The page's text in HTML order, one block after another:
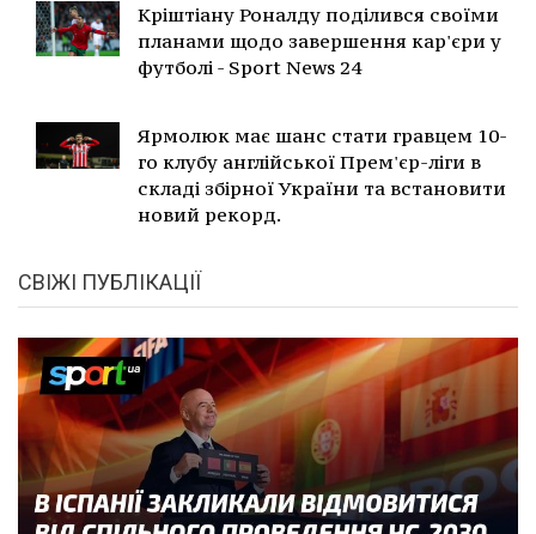
Кріштіану Роналду поділився своїми
планами щодо завершення кар'єри у
футболі - Sport News 24
Ярмолюк має шанс стати гравцем 10-
го клубу англійської Прем'єр-ліги в
складі збірної України та встановити
новий рекорд.
СВІЖІ ПУБЛІКАЦІЇ